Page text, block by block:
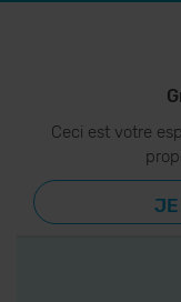
Ceci est votre
JE